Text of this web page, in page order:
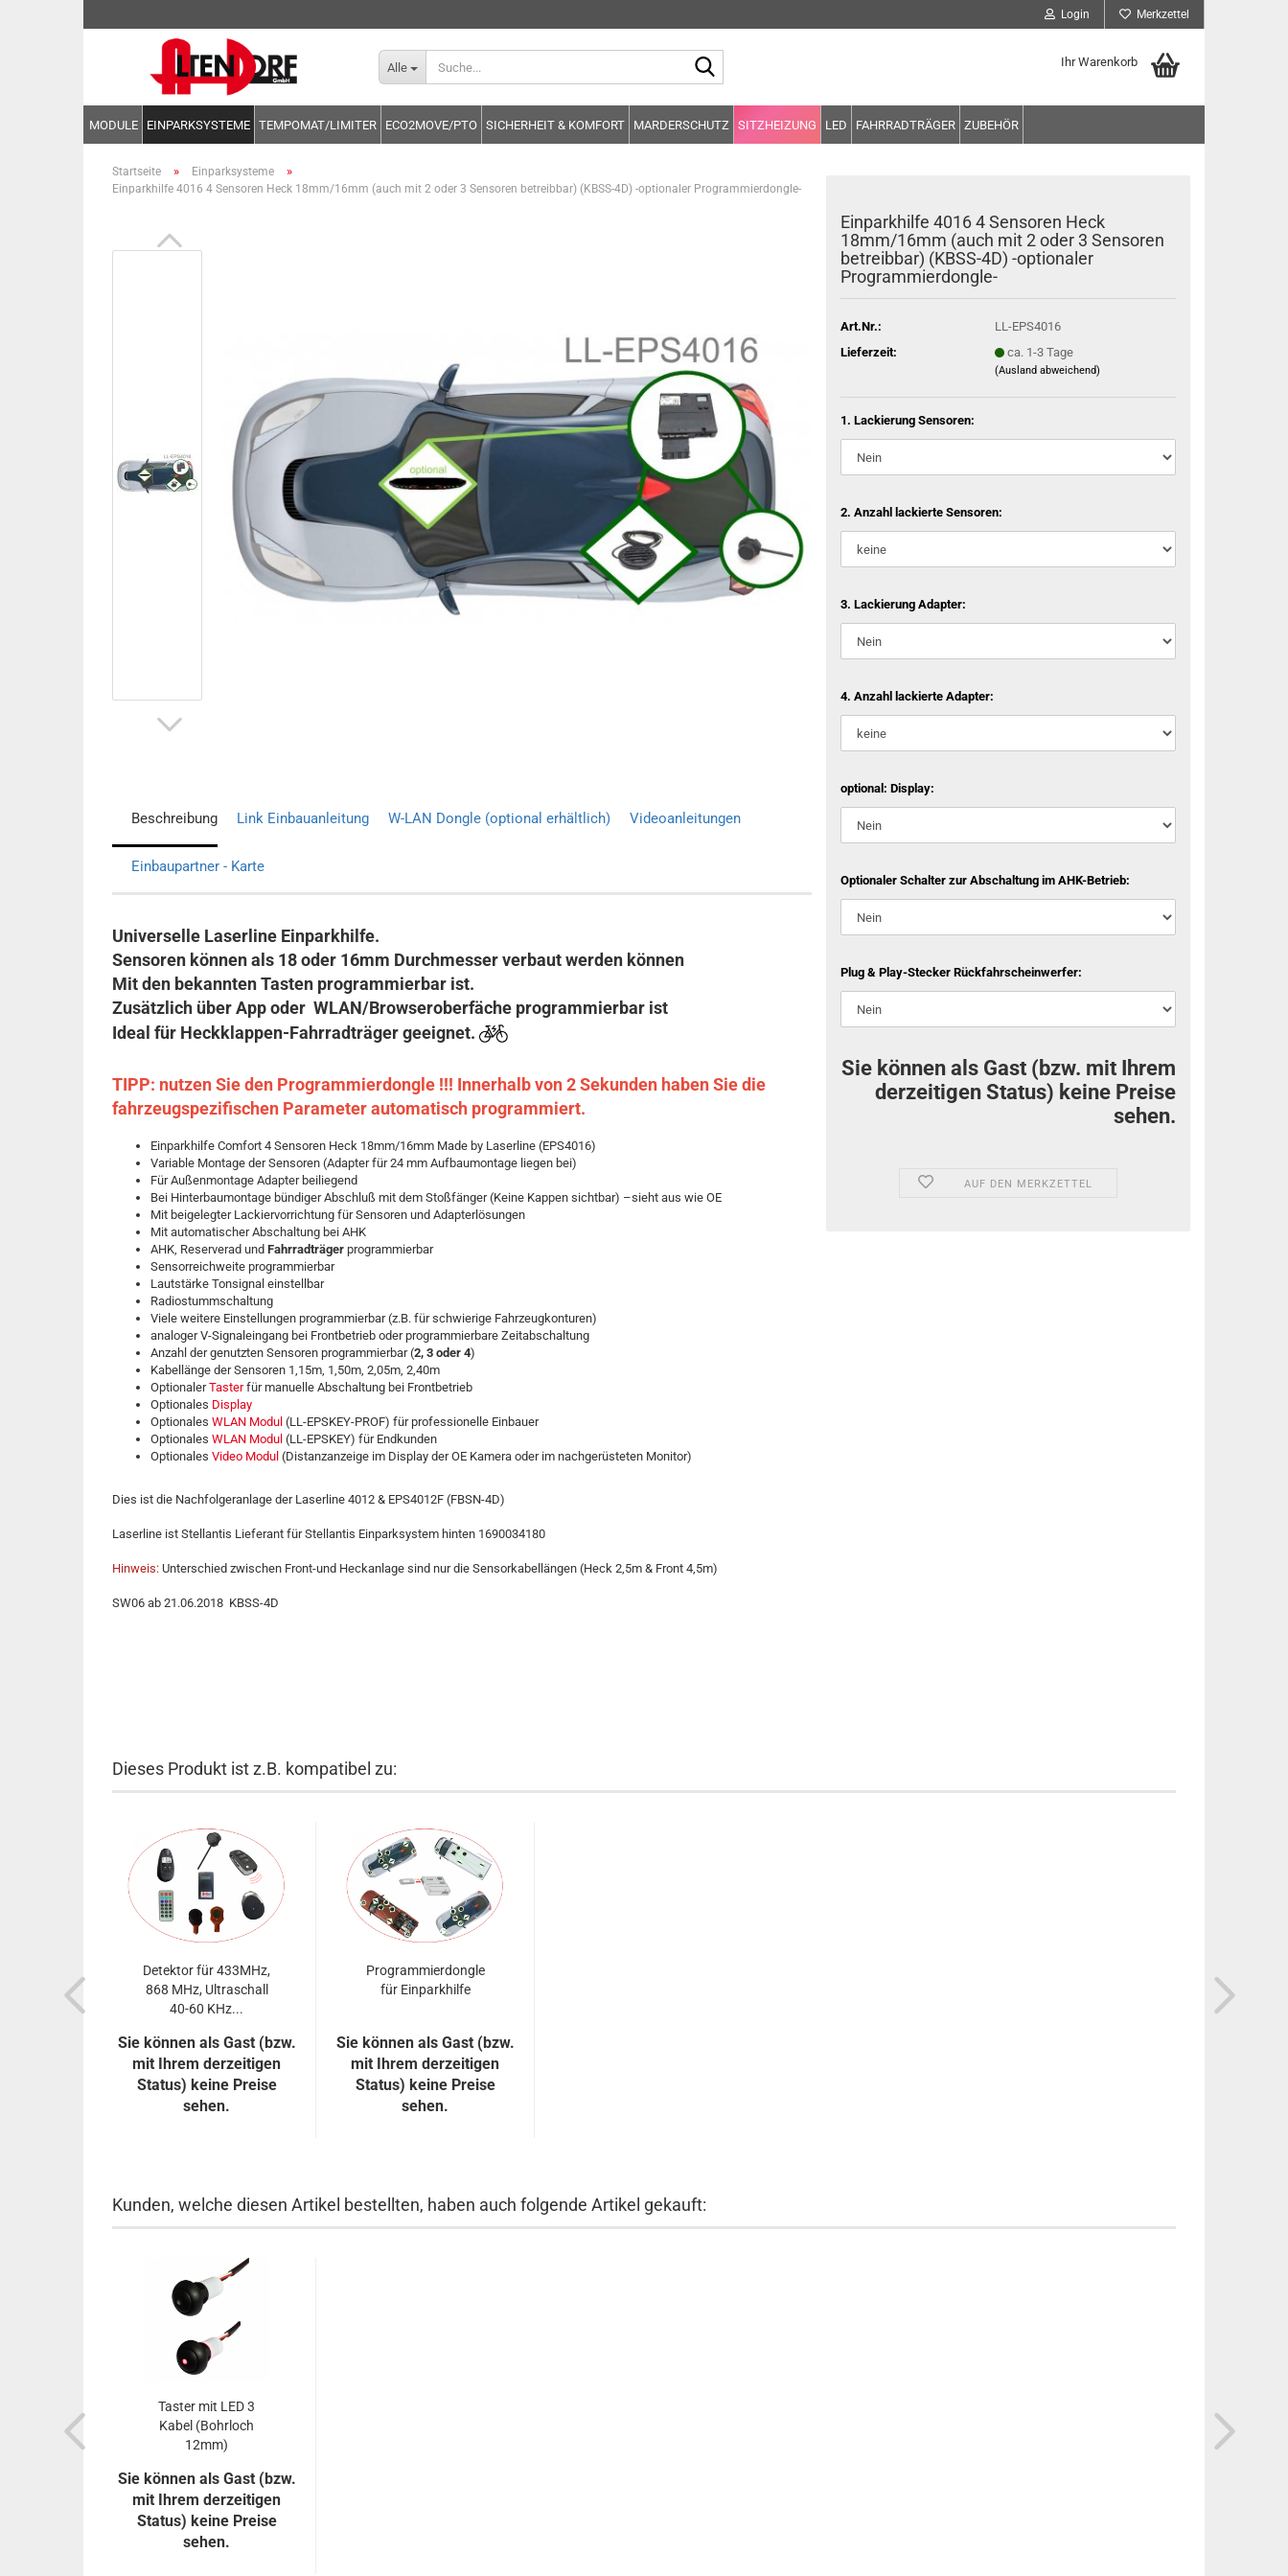
Login Merkzettel
Alle Ihr Warenkorb
MODULE EINPARKSYSTEME TEMPOMAT/LIMITER ECO2MOVE/PTO SICHERHEIT & KOMFORT MARDERSCHUTZ SITZHEIZUNG LED FAHRRADTRÄGER ZUBEHÖR
Startseite » Einparksysteme »
Einparkhilfe 4016 4 Sensoren Heck 18mm/16mm (auch mit 2 oder 3 Sensoren betreibbar) (KBSS-4D) -optionaler Programmierdongle-
Einparkhilfe 4016 4 Sensoren Heck
18mm/16mm (auch mit 2 oder 3 Sensoren
betreibbar) (KBSS-4D) -optionaler
Programmierdongle-
Art.Nr.:
LL-EPS4016
Lieferzeit:
ca. 1-3 Tage
(Ausland abweichend)
1. Lackierung Sensoren:
2. Anzahl lackierte Sensoren:
3. Lackierung Adapter:
4. Anzahl lackierte Adapter:
optional: Display:
Optionaler Schalter zur Abschaltung im AHK-Betrieb:
Plug & Play-Stecker Rückfahrscheinwerfer:
Sie können als Gast (bzw. mit Ihrem
derzeitigen Status) keine Preise
sehen.
AUF DEN MERKZETTEL
Beschreibung Link Einbauanleitung W-LAN Dongle (optional erhältlich) Videoanleitungen
Einbaupartner - Karte
Universelle Laserline Einparkhilfe.
Sensoren können als 18 oder 16mm Durchmesser verbaut werden können
Mit den bekannten Tasten programmierbar ist.
Zusätzlich über App oder WLAN/Browseroberfäche programmierbar ist
Ideal für Heckklappen-Fahrradträger geeignet.
TIPP: nutzen Sie den Programmierdongle !!! Innerhalb von 2 Sekunden haben Sie die
fahrzeugspezifischen Parameter automatisch programmiert.
Einparkhilfe Comfort 4 Sensoren Heck 18mm/16mm Made by Laserline (EPS4016)
Variable Montage der Sensoren (Adapter für 24 mm Aufbaumontage liegen bei)
Für Außenmontage Adapter beiliegend
Bei Hinterbaumontage bündiger Abschluß mit dem Stoßfänger (Keine Kappen sichtbar) –sieht aus wie OE
Mit beigelegter Lackiervorrichtung für Sensoren und Adapterlösungen
Mit automatischer Abschaltung bei AHK
AHK, Reserverad und Fahrradträger programmierbar
Sensorreichweite programmierbar
Lautstärke Tonsignal einstellbar
Radiostummschaltung
Viele weitere Einstellungen programmierbar (z.B. für schwierige Fahrzeugkonturen)
analoger V-Signaleingang bei Frontbetrieb oder programmierbare Zeitabschaltung
Anzahl der genutzten Sensoren programmierbar (2, 3 oder 4)
Kabellänge der Sensoren 1,15m, 1,50m, 2,05m, 2,40m
OptionalerTasterfür manuelle Abschaltung bei Frontbetrieb
Optionales Display
Optionales WLAN Modul (LL-EPSKEY-PROF) für professionelle Einbauer
Optionales WLAN Modul (LL-EPSKEY) für Endkunden
Optionales Video Modul (Distanzanzeige im Display der OE Kamera oder im nachgerüsteten Monitor)
Dies ist die Nachfolgeranlage der Laserline 4012 & EPS4012F (FBSN-4D)
Laserline ist Stellantis Lieferant für Stellantis Einparksystem hinten 1690034180
Hinweis: Unterschied zwischen Front-und Heckanlage sind nur die Sensorkabellängen (Heck 2,5m & Front 4,5m)
SW06 ab 21.06.2018 KBSS-4D
Dieses Produkt ist z.B. kompatibel zu:
Detektor für 433MHz,
868 MHz, Ultraschall
40-60 KHz...
Sie können als Gast (bzw.
mit Ihrem derzeitigen
Status) keine Preise
sehen.
Programmierdongle
für Einparkhilfe
Sie können als Gast (bzw.
mit Ihrem derzeitigen
Status) keine Preise
sehen.
Kunden, welche diesen Artikel bestellten, haben auch folgende Artikel gekauft:
Taster mit LED 3
Kabel (Bohrloch
12mm)
Sie können als Gast (bzw.
mit Ihrem derzeitigen
Status) keine Preise
sehen.